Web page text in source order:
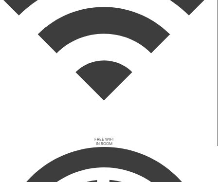
FREE WIFI
IN ROOM